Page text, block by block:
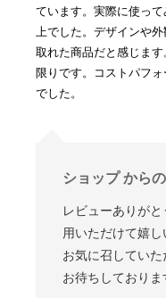
ています。実際に使っ
上でした。デザインや
取れた商品だと感じま
限りです。コストパフ
でした。
ショップ から
レビューありが
用いただけて嬉し
お気に召してい
お待ちしておりま